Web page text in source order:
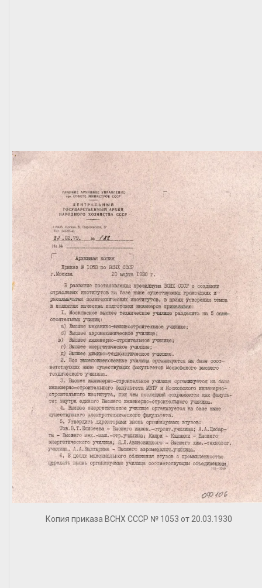
Копия приказа ВСНХ СССР № 1053 от 20.03.1930